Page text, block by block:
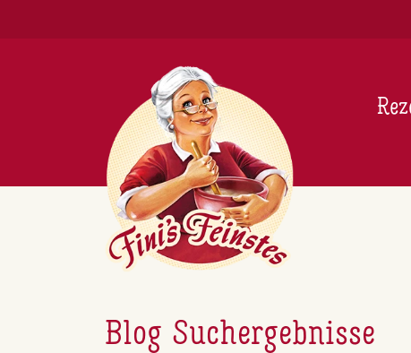
Blog Suchergebnisse